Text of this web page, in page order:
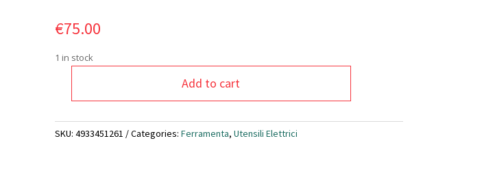
€75.00
1 in stock
a
lunga
Add to cart
SKU: 4933451261 Categories: Ferramenta, Utensili Elettrici